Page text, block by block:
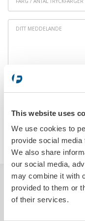
This website uses
We use cookies to
provide social
We also share
our social media,
may combine it with
provided to them or
of their services.
format
/
Antal
tryckfärger
Ditt
SKICKA
BESKRIVNING